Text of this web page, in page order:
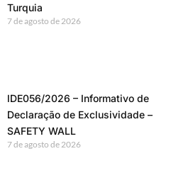
Turquia
7 de agosto de 2026
IDE056/2026 – Informativo de
Declaração de Exclusividade –
SAFETY WALL
7 de agosto de 2026